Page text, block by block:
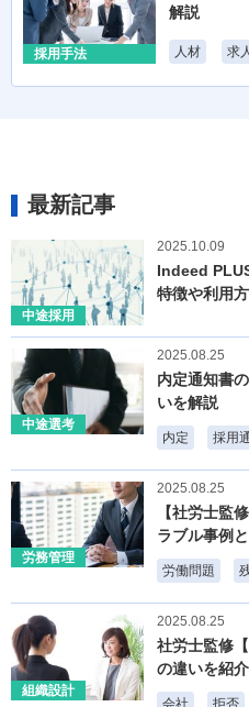
採用手法
解説
人材 求
最新記事
中途採用
2025.10.09
Indeed
特徴や利用
中途選考
2025.08.25
内定通知書
いを解説
内定 採用
労務管理
2025.08.25
【社労士監
ラブル事例
労働問題
組織設計
2025.08.25
社労士監修
の違いを紹介